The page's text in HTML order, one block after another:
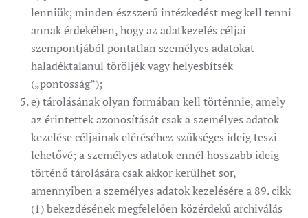
lenniük; minden észszerű intézkedést meg kell tenni
annak érdekében, hogy az adatkezelés céljai
szempontjából pontatlan személyes adatokat
haladéktalanul töröljék vagy helyesbítsék
(„pontosság”);
e) tárolásának olyan formában kell történnie, amely
az érintettek azonosítását csak a személyes adatok
kezelése céljainak eléréséhez szükséges ideig teszi
lehetővé; a személyes adatok ennél hosszabb ideig
történő tárolására csak akkor kerülhet sor,
amennyiben a személyes adatok kezelésére a 89. cikk
(1) bekezdésének megfelelően közérdekű archiválás